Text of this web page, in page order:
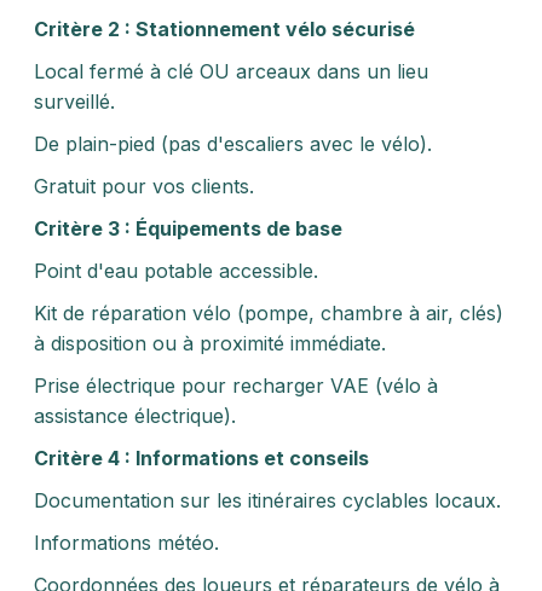
Critère 2 : Stationnement vélo sécurisé
Local fermé à clé OU arceaux dans un lieu
surveillé.
De plain-pied (pas d'escaliers avec le vélo).
Gratuit pour vos clients.
Critère 3 : Équipements de base
Point d'eau potable accessible.
Kit de réparation vélo (pompe, chambre à air, clés)
à disposition ou à proximité immédiate.
Prise électrique pour recharger VAE (vélo à
assistance électrique).
Critère 4 : Informations et conseils
Documentation sur les itinéraires cyclables locaux.
Informations météo.
Coordonnées des loueurs et réparateurs de vélo à